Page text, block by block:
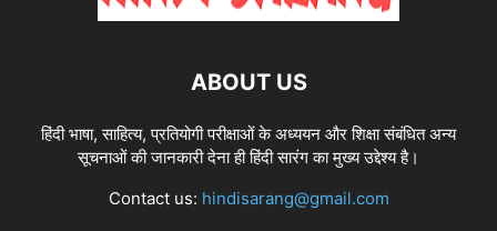
ABOUT US
हिंदी भाषा, साहित्य, प्रतियोगी परीक्षाओं के अध्ययन और शिक्षा संबंधित अन्य
सूचनाओं की जानकारी देना ही हिंदी सारंग का मुख्य उद्देश्य है।
Contact us: hindisarang@gmail.com